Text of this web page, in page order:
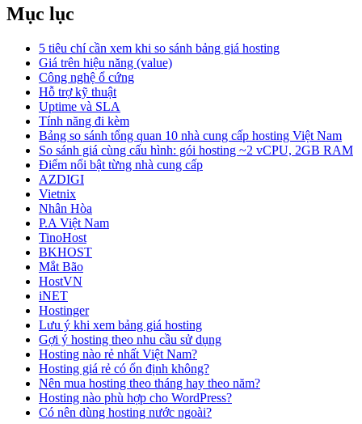
Mục lục
5 tiêu chí cần xem khi so sánh bảng giá hosting
Giá trên hiệu năng (value)
Công nghệ ổ cứng
Hỗ trợ kỹ thuật
Uptime và SLA
Tính năng đi kèm
Bảng so sánh tổng quan 10 nhà cung cấp hosting Việt Nam
So sánh giá cùng cấu hình: gói hosting ~2 vCPU, 2GB RAM
Điểm nổi bật từng nhà cung cấp
AZDIGI
Vietnix
Nhân Hòa
P.A Việt Nam
TinoHost
BKHOST
Mắt Bão
HostVN
iNET
Hostinger
Lưu ý khi xem bảng giá hosting
Gợi ý hosting theo nhu cầu sử dụng
Hosting nào rẻ nhất Việt Nam?
Hosting giá rẻ có ổn định không?
Nên mua hosting theo tháng hay theo năm?
Hosting nào phù hợp cho WordPress?
Có nên dùng hosting nước ngoài?